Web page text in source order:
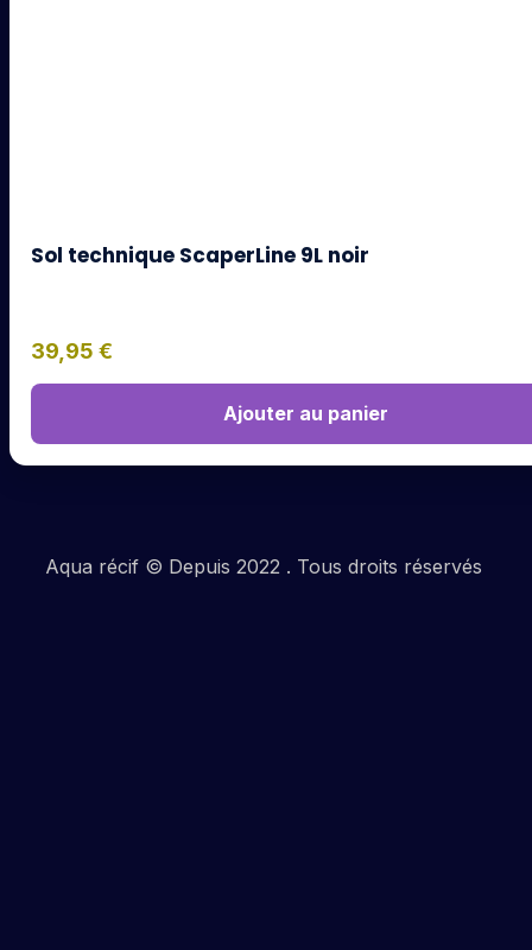
Sol technique ScaperLine 9L noir
39,95 €
Ajouter au panier
Aqua récif © Depuis 2022 . Tous droits réservés